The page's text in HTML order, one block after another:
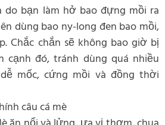
do bạn làm hở bao đựng mồi ra
dùng bao ny-long đen bao mồi,
Chắc chắn sẽ không bao giờ bị
cạnh đó, tránh dùng quá nhiều
mốc, cứng mồi và đồng thời
câu cá mè